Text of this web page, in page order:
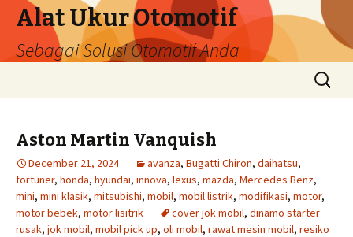
Alat Ukur Otomotif
Sebagai Solusi Otomotif Anda
Search
for:
Aston Martin Vanquish
December 21, 2024 avanza, Bugatti Chiron, daihatsu,
fortuner, honda, hyundai, innova, lexus, mazda, Mercedes Benz,
mini, mini klasik, mitsubishi, mobil, mobil listrik, modifikasi, motor,
motor bebek, motor lisitrik cover jok mobil, dinamo starter
rusak, jok mobil, mobil pick up, oli mobil, rawat mesin mobil, resiko